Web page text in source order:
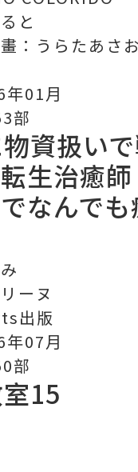
と
：うらたあさお
01月
部
資扱い
生治癒
なんでも
ーヌ
出版
07月
部
15